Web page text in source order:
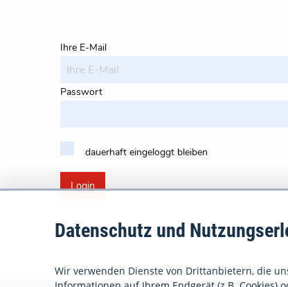
Ihre E-Mail
Passwort
dauerhaft eingeloggt bleiben
Login
Datenschutz und
Wir verwenden Dienste von Drittanbietern, die